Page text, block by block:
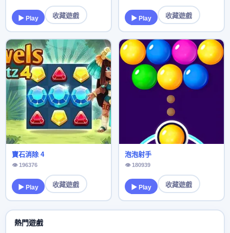
▶ Play 收藏遊戲 ▶ Play 收藏遊戲
寶石消除 4
👁 196376
▶ Play 收藏遊戲
泡泡射手
👁 180939
▶ Play 收藏遊戲
熱門遊戲